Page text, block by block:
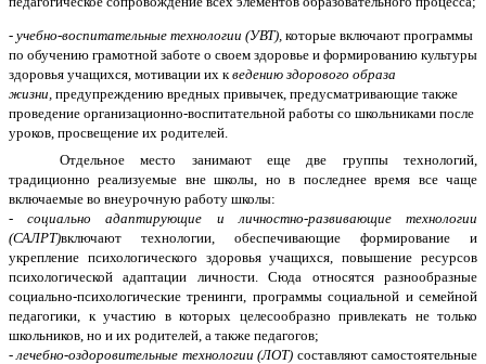
- учебно-воспитательные технологии (УВТ), которые включают программы
по обучению грамотной заботе о своем здоровье и формированию культуры
здоровья учащихся, мотивации их кведению здорового образа
жизни, предупреждению вредных привычек, предусматривающие также
проведение организационно-воспитательной работы со школьниками после
уроков, просвещение их родителей.
Отдельное место занимают еще две группы технологий,
традиционно реализуемые вне школы, но в последнее время все чаще
включаемые во внеурочную работу школы:
- социально адаптирующие и личностно-развивающие технологии
(САЛРТ)включают технологии, обеспечивающие формирование и
укрепление психологического здоровья учащихся, повышение ресурсов
психологической адаптации личности. Сюда относятся разнообразные
социально-психологические тренинги, программы социальной и семейной
педагогики, к участию в которых целесообразно привлекать не только
школьников, но и их родителей, а также педагогов;
- лечебно-оздоровительные технологии (ЛОТ) составляют самостоятельные